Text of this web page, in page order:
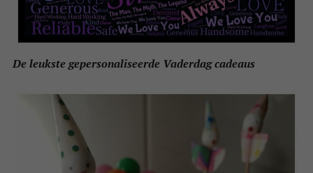
De leukste gepersonaliseerde Vaderdag cadeaus